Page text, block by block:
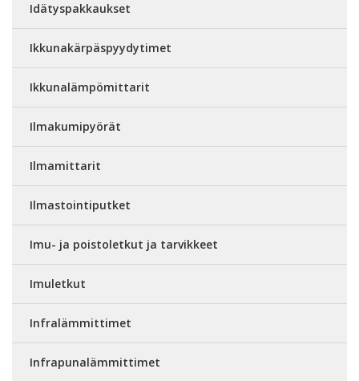
Idätyspakkaukset
Ikkunakärpäspyydytimet
Ikkunalämpömittarit
Ilmakumipyörät
Ilmamittarit
Ilmastointiputket
Imu- ja poistoletkut ja tarvikkeet
Imuletkut
Infralämmittimet
Infrapunalämmittimet